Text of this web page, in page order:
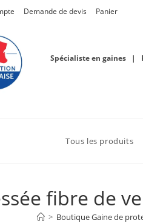
Demande de devis Panier
Spécialiste en gaines |
Tous les produits
fibre de
> Boutique Gaine de